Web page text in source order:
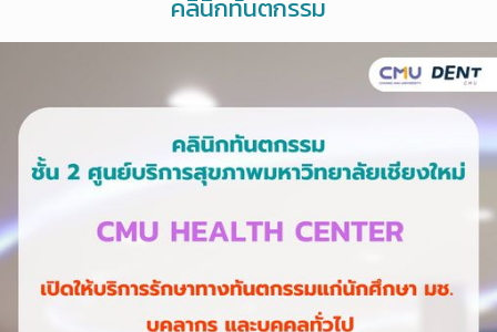
คลินิกทันตกรรม